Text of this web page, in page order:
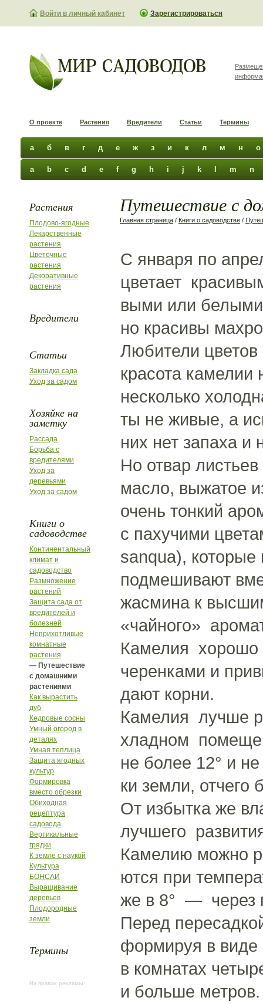
Войти в личный кабинет Зарегистрироваться
О проекте Растения Вредители Статьи Термины
а б в г д е ж з и к л м н о
a b c d e f g h i j k m n
Растения
Плодово-ягодные
Лекарственные
растения
Цветочные
растения
Декоративные
растения
Вредители
Статьи
Закладка сада
Уход за садом
Хозяйке на
заметку
Рассада
Борьба с
вредителями
Уход за
деревьями
Уход за садом
Книги о
садоводстве
Континентальный
климат и
садоводство
Размножение
растений
Защита сада от
вредителей и
болезней
Неприхотливые
комнатные
растения
— Путешествие
с домашними
растениями
Как вырастить
дуб
Кедровые сосны
Умный огород в
деталях
Умная теплица
Защита ягодных
культур
Формировка
вместо обрезки
Обиходная
рецептура
садовода
Вертикальные
грядки
К земле с наукой
Культура
БОНСАИ
Выращивание
деревьев
Плодородные
земли
Термины
На правах рекламы:
Путешествие с
Главная страница / Книги о садоводстве /
С января по
цветает
выми или
но красивы
Любители цветов
красота камелии
несколько
ты не живые, а
них нет запаха и
Но отвар
масло, выжатое
очень тонкий
с пахучими
sanqua),
подмешивают
жасмина к
«чайного»
Камелия хорошо
черенками и
дают корни.
Камелия лучше
хладном
не более 12° и
ки земли, отчего
От избытка же
лучшего
Камелию можно
ются при
же в 8° — через
Перед
формируя в виде
в комнатах
и больше